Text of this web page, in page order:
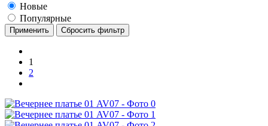
Новые
Популярные
1
2